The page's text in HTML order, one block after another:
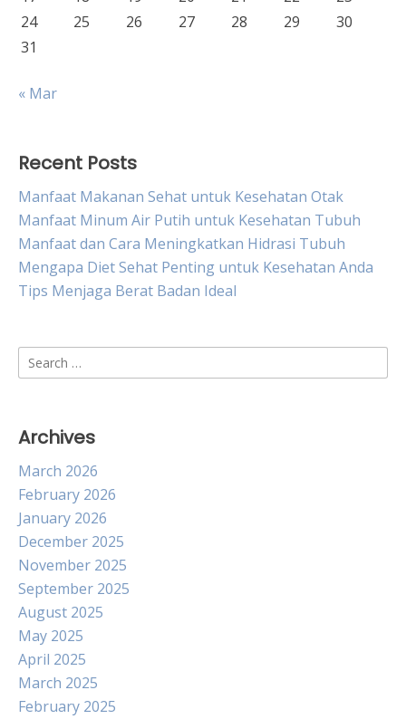
24
25 26 27 28 29
30
31
« Mar
Recent Posts
Manfaat Makanan Sehat untuk Kesehatan Otak
Manfaat Minum Air Putih untuk Kesehatan Tubuh
Manfaat dan Cara Meningkatkan Hidrasi Tubuh
Mengapa Diet Sehat Penting untuk Kesehatan Anda
Tips Menjaga Berat Badan Ideal
Search
for:
Archives
March 2026
February 2026
January 2026
December 2025
November 2025
September 2025
August 2025
May 2025
April 2025
March 2025
February 2025